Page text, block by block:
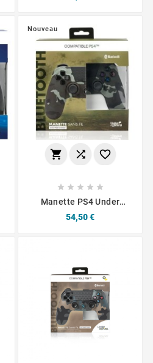
Nouveau
  
    
Manette PS4 Under
Camouflage Avec Prise
Prix
54,50 €